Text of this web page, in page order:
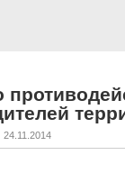
24.11.2014